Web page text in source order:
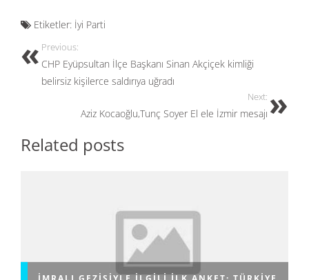
e
b
o
o
to
d
o
n
ail
Etiketler: İyi Parti
Previous:
CHP Eyüpsultan İlçe Başkanı Sinan Akçiçek kimliği
belirsiz kişilerce saldırıya uğradı
Next:
Aziz Kocaoğlu,Tunç Soyer El ele İzmir mesajı
Related posts